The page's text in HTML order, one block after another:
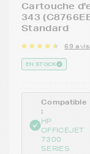
Cartouche
343
Standard
69 avis
EN STOCK
Compatible
:
HP
OFFICEJET
7300
SERIES